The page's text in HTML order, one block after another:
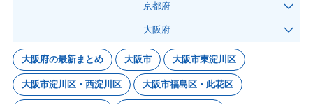
京都府
大阪府
大阪府の最新まとめ 大阪市 大阪市東淀川区
大阪市淀川区・西淀川区 大阪市福島区・此花区